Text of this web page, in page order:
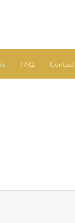
FAQ Contact